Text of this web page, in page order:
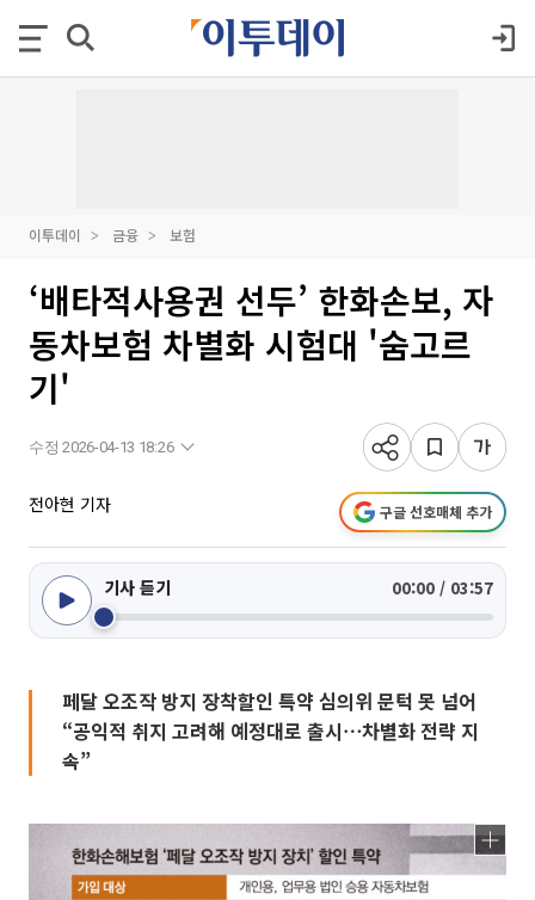
이투데이 금융 보험
‘배타적사용권 선두’ 한화손보, 자
동차보험 차별화 시험대 '숨고르
기'
수정 2026-04-13 18:26
전아현 기자 구글 선호매체 추가
기사 듣기 00:00 / 03:57
페달 오조작 방지 장착할인 특약 심의위 문턱 못 넘어
“공익적 취지 고려해 예정대로 출시⋯차별화 전략 지
속”